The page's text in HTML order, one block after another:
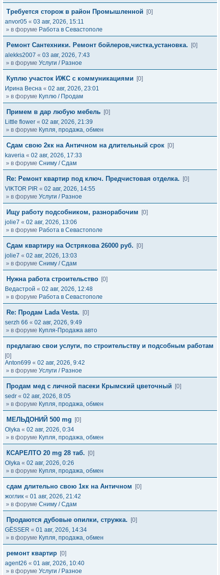
Требуется сторож в район Промышленной
[0]
anvor05 « 03 авг, 2026, 15:11
» в форуме Работа в Севастополе
Ремонт Сантехники. Ремонт бойлеров,чистка,установка.
[0]
alekks2007 « 03 авг, 2026, 7:43
» в форуме Услуги / Разное
Куплю участок ИЖС с коммуникациями
[0]
Ирина Весна « 02 авг, 2026, 23:01
» в форуме Куплю / Продам
Примем в дар любую мебель [0]
Little flower « 02 авг, 2026, 21:39
» в форуме Купля, продажа, обмен
Сдам свою 2кк на Античном на длительный срок [0]
kaveria « 02 авг, 2026, 17:33
» в форуме Сниму / Сдам
Re: Ремонт квартир под ключ. Предчистовая отделка.
[0]
VIKTOR PIR « 02 авг, 2026, 14:55
» в форуме Услуги / Разное
Ищу работу подсобником, разнорабочим
[0]
jolie7 « 02 авг, 2026, 13:06
» в форуме Работа в Севастополе
Сдам квартиру на Острякова 26000 руб.
[0]
jolie7 « 02 авг, 2026, 13:03
» в форуме Сниму / Сдам
Нужна работа строительство [0]
Ведастрой « 02 авг, 2026, 12:48
» в форуме Работа в Севастополе
Re: Продам Lada Vesta.
[0]
serzh 66 « 02 авг, 2026, 9:49
» в форуме Купля-Продажа авто
предлагаю свои услуги, по строительству и подсобным работам
[0]
Anton699 « 02 авг, 2026, 9:42
» в форуме Услуги / Разное
Продам мед с личной пасеки Крымский цветочный
[0]
sedr « 02 авг, 2026, 8:05
» в форуме Купля, продажа, обмен
МЕЛЬДОНИЙ 500 mg
[0]
Olyka « 02 авг, 2026, 0:34
» в форуме Купля, продажа, обмен
КСАРЕЛТО 20 mg 28 таб.
[0]
Olyka « 02 авг, 2026, 0:26
» в форуме Купля, продажа, обмен
сдам длительно свою 1кк на Античном
[0]
жоглик « 01 авг, 2026, 21:42
» в форуме Сниму / Сдам
Продаются дубовые опилки, стружка.
[0]
GЁSSER « 01 авг, 2026, 14:34
» в форуме Купля, продажа, обмен
ремонт квартир [0]
agent26 « 01 авг, 2026, 10:40
» в форуме Услуги / Разное